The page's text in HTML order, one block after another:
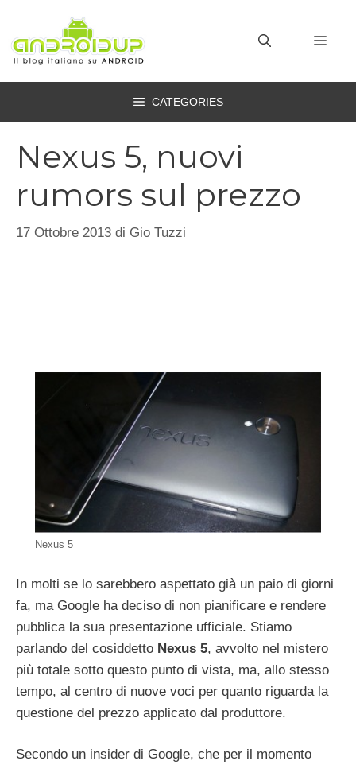
contenuto
CATEGORIES
Nexus 5, nuovi
rumors sul prezzo
17 Ottobre 2013 di Gio Tuzzi
Nexus 5
In molti se lo sarebbero aspettato già un paio di giorni
fa, ma Google ha deciso di non pianificare e rendere
pubblica la sua presentazione ufficiale. Stiamo
parlando del cosiddetto Nexus 5, avvolto nel mistero
più totale sotto questo punto di vista, ma, allo stesso
tempo, al centro di nuove voci per quanto riguarda la
questione del prezzo applicato dal produttore.
Secondo un insider di Google, che per il momento